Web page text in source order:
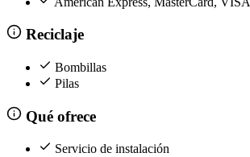
Reciclaje
Bombillas
Pilas
Qué ofrece
Servicio de instalación